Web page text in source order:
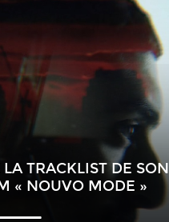
TRACKLIST DE SON
« NOUVO MODE »